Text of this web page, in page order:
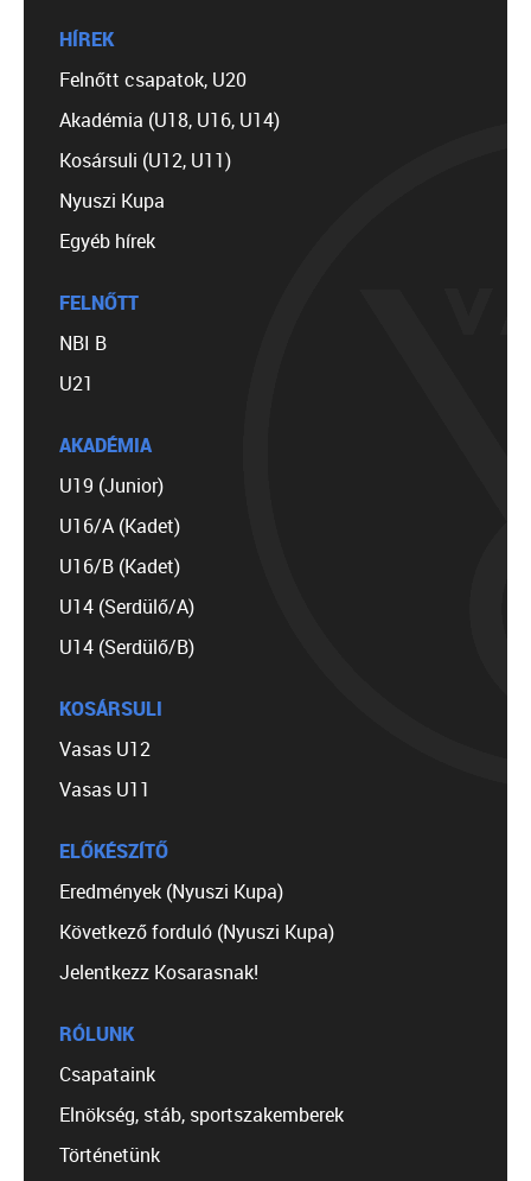
HÍREK
Felnőtt csapatok, U20
Akadémia (U18, U16, U14)
Kosársuli (U12, U11)
Nyuszi Kupa
Egyéb hírek
FELNŐTT
NBI B
U21
AKADÉMIA
U19 (Junior)
U16/A (Kadet)
U16/B (Kadet)
U14 (Serdülő/A)
U14 (Serdülő/B)
KOSÁRSULI
Vasas U12
Vasas U11
ELŐKÉSZÍTŐ
Eredmények (Nyuszi Kupa)
Következő forduló (Nyuszi Kupa)
Jelentkezz Kosarasnak!
RÓLUNK
Csapataink
Elnökség, stáb, sportszakemberek
Történetünk